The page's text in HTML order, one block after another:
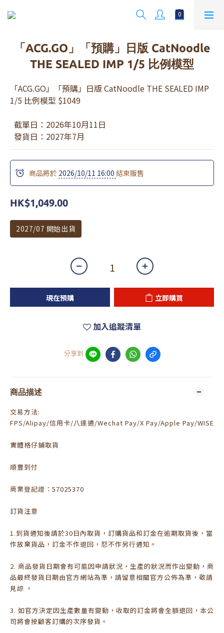
「ACG.GO」「預購」日版 CatNoodle
THE SEALED IMP 1/5 比例模型
「ACG.GO」「預購」日版 CatNoodle THE SEALED IMP
1/5 比例模型 $1049
  截單日：2026年10月11日
  發貨日：2027年7月
商品將於 2026/10/11 16:00 結束販售
HK$1,049.00
2027/07 開始出貨
現在預購 立即購買
加入追蹤清單
分享到
商品描述
交易方法:
FPS/Alipay/信用卡/八達通/Wechat Pay/X Pay/Apple Pay/WISE
實體格仔鋪取貨
順豐到付
商業登記證：57025370
訂貨注意
1.到貨通知後請於30日內取貨，訂購貨品和訂金在逾期取貨後，當
作放棄貨品，訂金不作退回，恕不作另行通知。
2. 商品發貨日期會有可能因申請狀況，生產的狀況而作出變動，商
品最終發貨日期由官方網站為準，請留意相關官方公佈為準，敬請
見諒 。
3. 如官方決定因生產數量有變動，收取的訂金將會全額退回，本公
司將會按顧客訂購的次序發貨。